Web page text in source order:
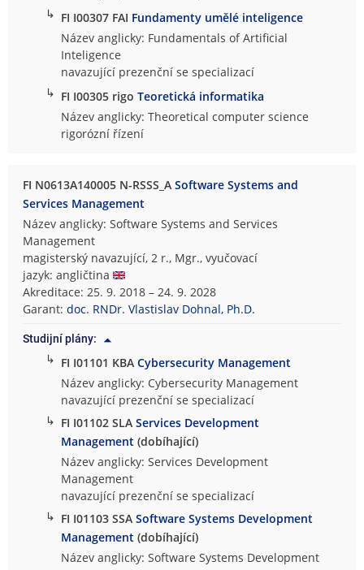
↳ FI I00307 FAI Fundamenty umělé inteligence
Název anglicky: Fundamentals of Artificial
Inteligence
navazující prezenční se specializací
↳ FI I00305 rigoTeoretická informatika
Název anglicky: Theoretical computer science
rigorózní řízení
FI N0613A140005 N-RSSS_ASoftware Systems and
Services Management
Název anglicky: Software Systems and Services
Management
magisterský navazující, 2 r., Mgr., vyučovací
jazyk: angličtina
Akreditace: 25. 9. 2018 – 24. 9. 2028
Garant:doc. RNDr. Vlastislav Dohnal, Ph.D.
Studijní plány:
↳ FI I01101 KBACybersecurity Management
Název anglicky: Cybersecurity Management
navazující prezenční se specializací
↳ FI I01102 SLAServices Development
Management (dobíhající)
Název anglicky: Services Development
Management
navazující prezenční se specializací
↳ FI I01103 SSASoftware Systems Development
Management (dobíhající)
Název anglicky: Software Systems Development